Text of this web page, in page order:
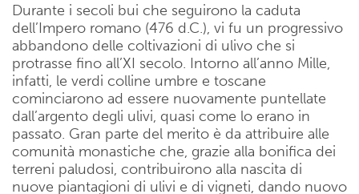
Durante i secoli bui che seguirono la caduta
dell’Impero romano (476 d.C.), vi fu un progressivo
abbandono delle coltivazioni di ulivo che si
protrasse fino all’XI secolo. Intorno all’anno Mille,
infatti, le verdi colline umbre e toscane
cominciarono ad essere nuovamente puntellate
dall’argento degli ulivi, quasi come lo erano in
passato. Gran parte del merito è da attribuire alle
comunità monastiche che, grazie alla bonifica dei
terreni paludosi, contribuirono alla nascita di
nuove piantagioni di ulivi e di vigneti, dando nuovo